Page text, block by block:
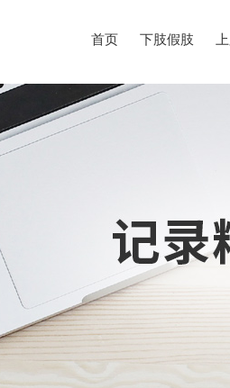
首页 下肢假肢